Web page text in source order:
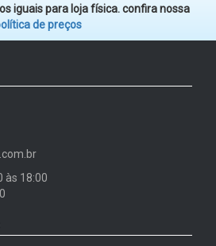
iguais para loja física. confira nossa
de preços
às 18:00